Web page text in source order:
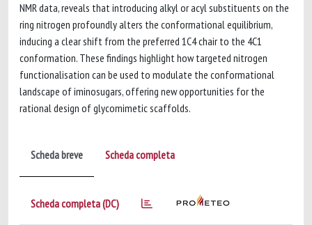
NMR data, reveals that introducing alkyl or acyl substituents on the
ring nitrogen profoundly alters the conformational equilibrium,
inducing a clear shift from the preferred 1C4 chair to the 4C1
conformation. These findings highlight how targeted nitrogen
functionalisation can be used to modulate the conformational
landscape of iminosugars, offering new opportunities for the
rational design of glycomimetic scaffolds.
Scheda breve Scheda completa
Scheda completa (DC)